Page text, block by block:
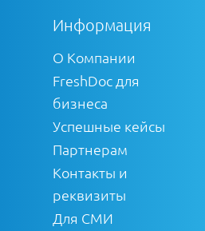
Информация
О Компании
FreshDoc для
бизнеса
Успешные кейсы
Партнерам
Контакты и
реквизиты
Для СМИ